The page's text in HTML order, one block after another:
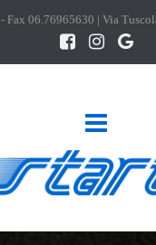
- Fax 06.76965630 | Via